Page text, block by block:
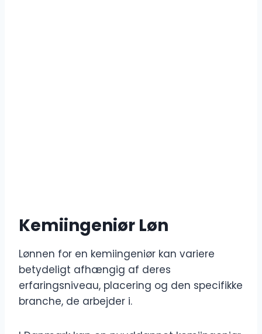
Kemiingeniør Løn
Lønnen for en kemiingeniør kan variere
betydeligt afhængig af deres
erfaringsniveau, placering og den specifikke
branche, de arbejder i.